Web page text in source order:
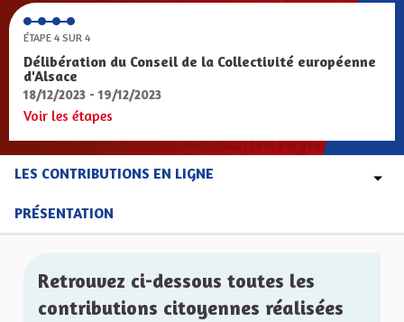
ÉTAPE 4 SUR 4
Délibération du Conseil de la Collectivité européenne
d'Alsace
18/12/2023 - 19/12/2023
Voir les étapes
LES CONTRIBUTIONS EN LIGNE
PRÉSENTATION
Retrouvez ci-dessous toutes les
contributions citoyennes réalisées